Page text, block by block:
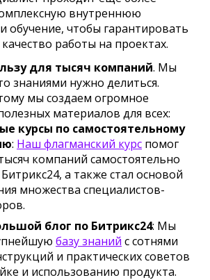
внутреннюю
обучение, чтобы гарантировать
работы на проектах.
для тысяч компаний. Мы
знаниями нужно делиться.
мы создаем огромное
материалов для всех:
курсы по самостоятельному
: Наш флагманский курс помог
компаний самостоятельно
а также стал основой
множества специалистов-
блог по Битрикс24: Мы
базу знаний с сотнями
и практических советов
и использованию продукта.